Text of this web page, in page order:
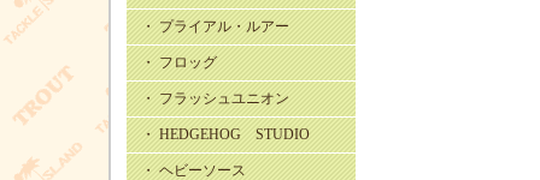
・ プライアル・ルアー
・ フロッグ
・ フラッシュユニオン
・ HEDGEHOG STUDIO
・ ヘビーソース